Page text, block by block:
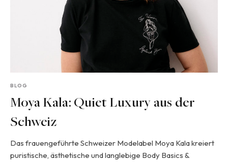
BLOG
Moya Kala: Quiet Luxury aus der
Schweiz
Das frauengeführte Schweizer Modelabel Moya Kala kreiert
puristische, ästhetische und langlebige Body Basics &